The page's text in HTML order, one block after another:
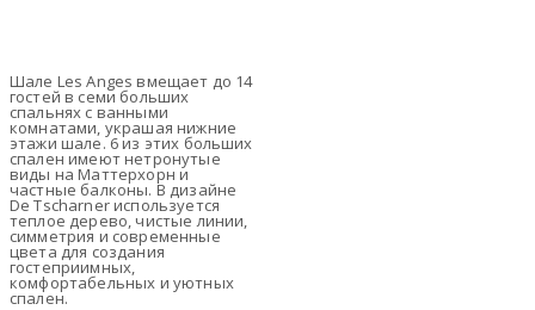
Шале Les Anges вмещает до 14
гостей в семи больших
спальнях с ванными
комнатами, украшая нижние
этажи шале. 6 из этих больших
спален имеют нетронутые
виды на Маттерхорн и
частные балконы. В дизайне
De Tscharner используется
теплое дерево, чистые линии,
симметрия и современные
цвета для создания
гостеприимных,
комфортабельных и уютных
спален.